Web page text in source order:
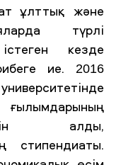
ұлттық және
түрлі
кезде
ие. 2016
ғылымдарының
алды,
стипендиаты.